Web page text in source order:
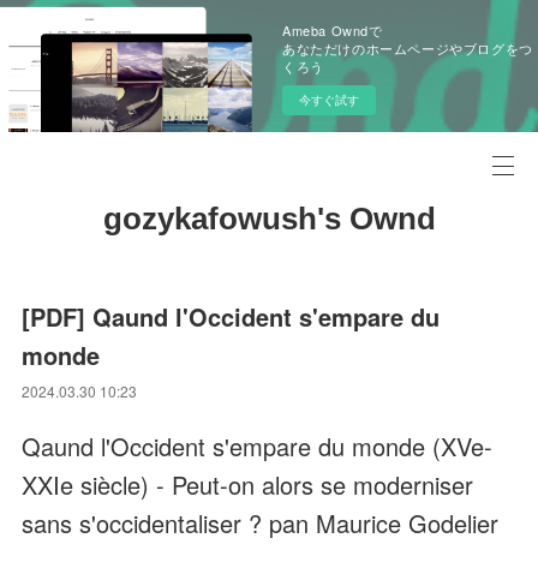
Ameba Owndで
あなただけのホームページやブログをつ
くろう
今すぐ試す
gozykafowush's Ownd
[PDF] Qaund l'Occident s'empare du
monde
2024.03.30 10:23
Qaund l'Occident s'empare du monde (XVe-
XXIe siècle) - Peut-on alors se moderniser
sans s'occidentaliser ? pan Maurice Godelier